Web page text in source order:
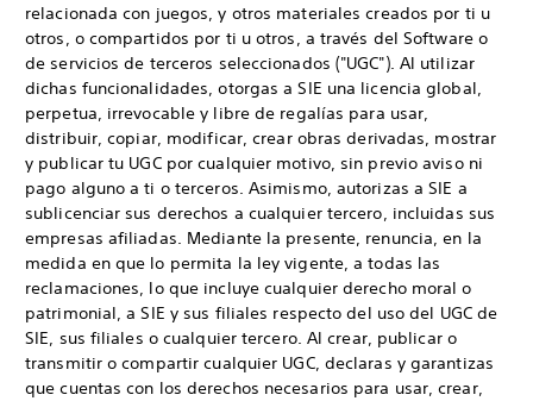
relacionada con juegos, y otros materiales creados por ti u
otros, o compartidos por ti u otros, a través del Software o
de servicios de terceros seleccionados ("UGC"). Al utilizar
dichas funcionalidades, otorgas a SIE una licencia global,
perpetua, irrevocable y libre de regalías para usar,
distribuir, copiar, modificar, crear obras derivadas, mostrar
y publicar tu UGC por cualquier motivo, sin previo aviso ni
pago alguno a ti o terceros. Asimismo, autorizas a SIE a
sublicenciar sus derechos a cualquier tercero, incluidas sus
empresas afiliadas. Mediante la presente, renuncia, en la
medida en que lo permita la ley vigente, a todas las
reclamaciones, lo que incluye cualquier derecho moral o
patrimonial, a SIE y sus filiales respecto del uso del UGC de
SIE, sus filiales o cualquier tercero. Al crear, publicar o
transmitir o compartir cualquier UGC, declaras y garantizas
que cuentas con los derechos necesarios para usar, crear,